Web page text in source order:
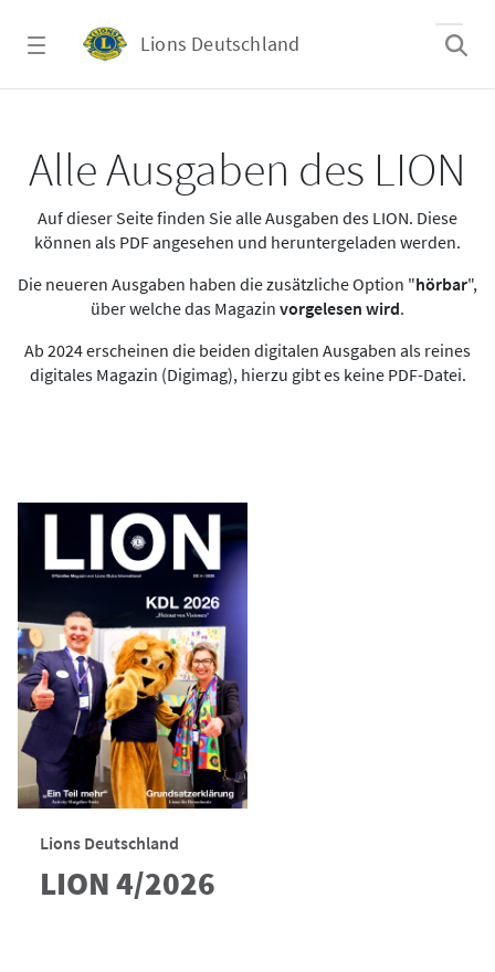
Lions Deutschland
Alle Ausgaben des LION
Auf dieser Seite finden Sie alle Ausgaben des LION. Diese
können als PDF angesehen und heruntergeladen werden.
Die neueren Ausgaben haben die zusätzliche Option "hörbar",
über welche das Magazin vorgelesen wird.
Ab 2024 erscheinen die beiden digitalen Ausgaben als reines
digitales Magazin (Digimag), hierzu gibt es keine PDF-Datei.
Lions Deutschland
LION 4/2026